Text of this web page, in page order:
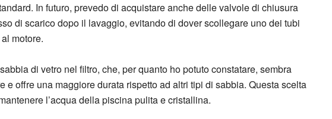
In futuro, prevedo di acquistare anche delle valvole di chiusura
di scarico dopo il lavaggio, evitando di dover scollegare uno dei tubi
motore.
di vetro nel filtro, che, per quanto ho potuto constatare, sembra
e offre una maggiore durata rispetto ad altri tipi di sabbia. Questa scelta
l’acqua della piscina pulita e cristallina.